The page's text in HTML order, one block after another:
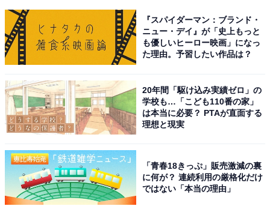
こちらもおすすめ
好き＆行ってみたい「島根県の道の駅」ランキ
ング！ 2位「キララ多伎」を抑えた1位は？
【2025年調査】
『スパイダーマン：ブランド・
ニュー・デイ』が「史上もっと
も優しいヒーロー映画」になっ
た理由。予習したい作品は？
20年間「駆け込み実績ゼロ」の
学校も…「こども110番の家」
は本当に必要？ PTAが直面する
理想と現実
「青春18きっぷ」販売激減の裏
に何が？ 連続利用の厳格化だけ
ではない「本当の理由」